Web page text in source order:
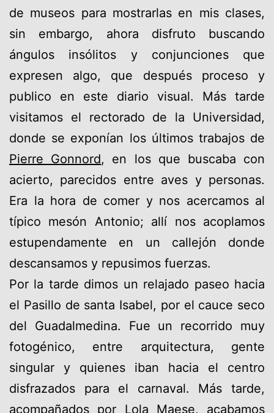
de museos para mostrarlas en mis clases,
sin embargo, ahora disfruto buscando
ángulos insólitos y conjunciones que
expresen algo, que después proceso y
publico en este diario visual. Más tarde
visitamos el rectorado de la Universidad,
donde se exponían los últimos trabajos de
Pierre Gonnord, en los que buscaba con
acierto, parecidos entre aves y personas.
Era la hora de comer y nos acercamos al
típico mesón Antonio; allí nos acoplamos
estupendamente en un callejón donde
descansamos y repusimos fuerzas.
Por la tarde dimos un relajado paseo hacia
el Pasillo de santa Isabel, por el cauce seco
del Guadalmedina. Fue un recorrido muy
fotogénico, entre arquitectura, gente
singular y quienes iban hacia el centro
disfrazados para el carnaval. Más tarde,
acompañados por Lola Maese, acabamos